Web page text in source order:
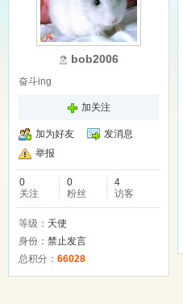
bob2006
奋斗ing
加关注
加为好友
发消息
举报
0
关注
0
粉丝
4
访客
等级： 天使
身份： 禁止发言
总积分： 66028